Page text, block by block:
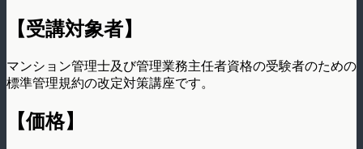
【受講対象者】
マンション管理士及び管理業務主任者資格の受験者のための
標準管理規約の改定対策講座です。
【価格】